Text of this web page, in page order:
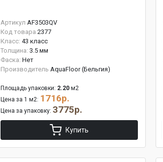
Артикул AF3503QV
Код товара 2377
Класс: 43 класс
Толщина: 3.5 мм
Фаска: Нет
Производитель AquaFloor (Бельгия)
Площадь упаковки: 2.20 м2
Цена за 1 м2: 1716р.
Цена за упаковку: 3775р.
Купить